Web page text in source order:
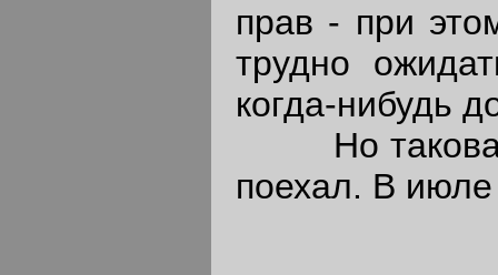
прав - при
трудно
когда-нибудь
Но такова
поехал. В июле